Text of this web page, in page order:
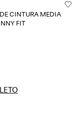
CINTURA MEDIA
FIT